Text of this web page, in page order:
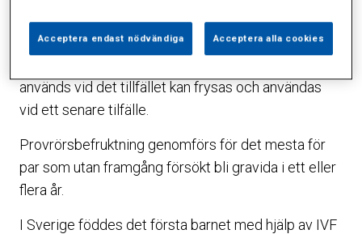
När äggen är befruktade överförs ett, eller ibland
används vid det tillfället kan frysas och användas
vid ett senare tilfälle.
Provrörsbefruktning genomförs för det mesta för
par som utan framgång försökt bli gravida i ett eller
flera år.
I Sverige föddes det första barnet med hjälp av IVF
Acceptera endast nödvändiga Acceptera alla cookies